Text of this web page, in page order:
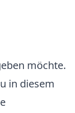
möchte.
in diesem